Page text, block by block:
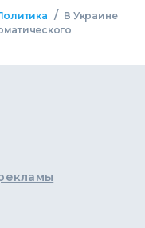
/ В Украине